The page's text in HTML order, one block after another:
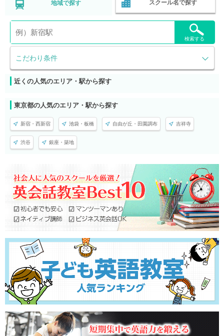
地域で探す スクール名で探す
こだわり条件
検索する
近くの人気のエリア・駅から探す
東京都の人気のエリア・駅から探す
新宿・西新宿 池袋・板橋 自由が丘・田園調布 吉祥寺
渋谷 銀座・築地